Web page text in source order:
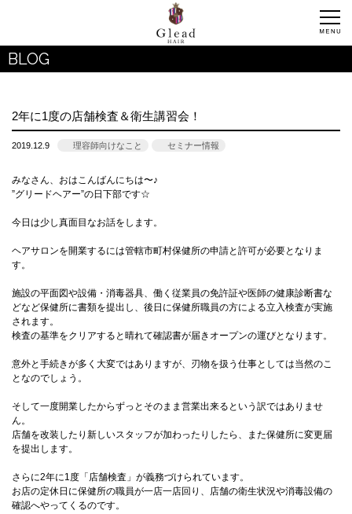
BLOG
2年に1度の店舗検査＆衛生講習会！
2019.12.9 理容師向けなこと セミナー情報
みなさん、おはこんばんにちは〜♪
”グリードヘアー”の日下部です☆
今日は少し真面目なお話をします。
ヘアサロンを開業するには管轄市町村保健所の申請と許可が必要となりま
す。
施設の平面図や設備・消毒器具、働く従業員の免許証や医師の健康診断書な
どなど保健所に書類を提出し、後日に保健所職員の方による立入検査が実施
されます。
検査の基準をクリアすると晴れて確認書が届きオープンの運びとなります。
意外と手続きが多く大変ではありますが、刃物を扱う仕事としては当然のこ
となのでしょう。
そして一度開業したからずっとそのまま営業出来るという訳ではありませ
ん。
店舗を改装したり新しいスタッフが加わったりしたら、また保健所に変更届
を提出します。
さらに2年に1度「店舗検査」が義務づけられています。
お店の定休日に保健所の職員が一店一店回り、店舗の衛生状況や消毒設備の
確認へやってくるのです。